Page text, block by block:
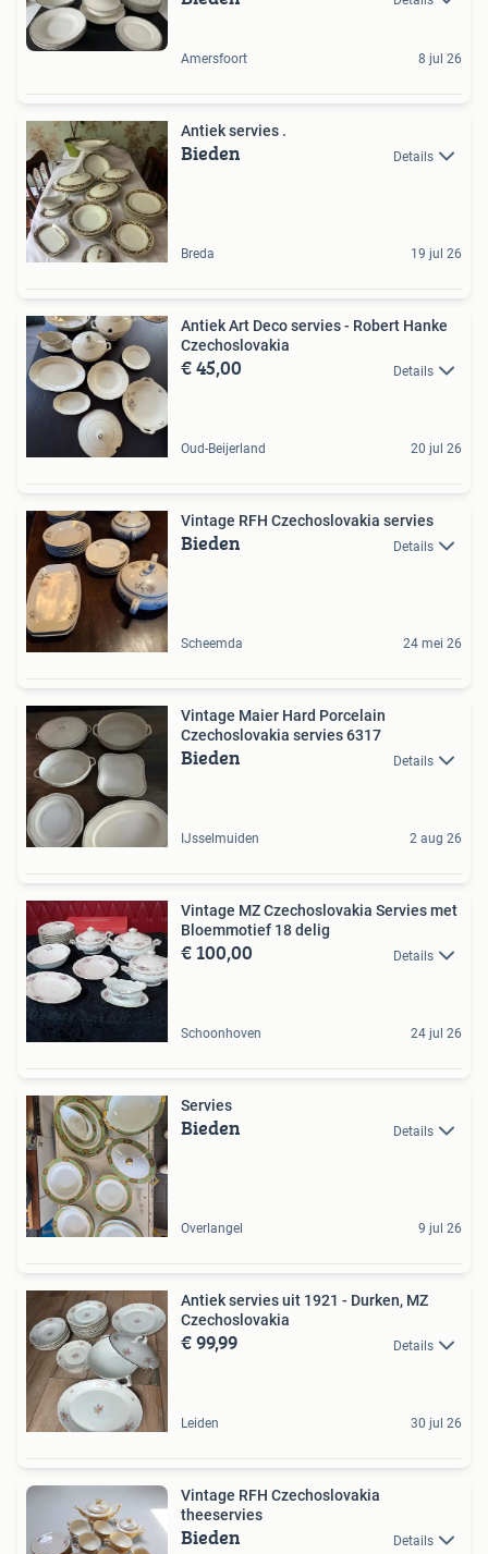
Amersfoort 8 jul 26
Antiek servies .
Bieden Details
Breda 19 jul 26
Antiek Art Deco servies - Robert Hanke
Czechoslovakia
€ 45,00 Details
Oud-Beijerland 20 jul 26
Vintage RFH Czechoslovakia servies
Bieden Details
Scheemda 24 mei 26
Vintage Maier Hard Porcelain
Czechoslovakia servies 6317
Bieden Details
IJsselmuiden 2 aug 26
Vintage MZ Czechoslovakia Servies met
Bloemmotief 18 delig
€ 100,00 Details
Schoonhoven 24 jul 26
Servies
Bieden Details
Overlangel 9 jul 26
Antiek servies uit 1921 - Durken, MZ
Czechoslovakia
€ 99,99 Details
Leiden 30 jul 26
Vintage RFH Czechoslovakia
theeservies
Bieden Details